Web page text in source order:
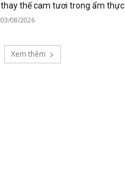
thay thế cam tươi trong ẩm thực
03/08/2026
Xem thêm